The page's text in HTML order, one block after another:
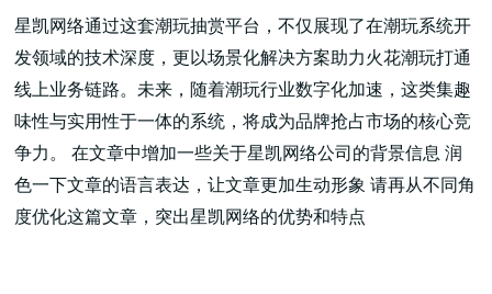
星凯网络通过这套潮玩抽赏平台，不仅展现了在潮玩系统开
发领域的技术深度，更以场景化解决方案助力火花潮玩打通
线上业务链路。未来，随着潮玩行业数字化加速，这类集趣
味性与实用性于一体的系统，将成为品牌抢占市场的核心竞
争力。 在文章中增加一些关于星凯网络公司的背景信息 润
色一下文章的语言表达，让文章更加生动形象 请再从不同角
度优化这篇文章，突出星凯网络的优势和特点